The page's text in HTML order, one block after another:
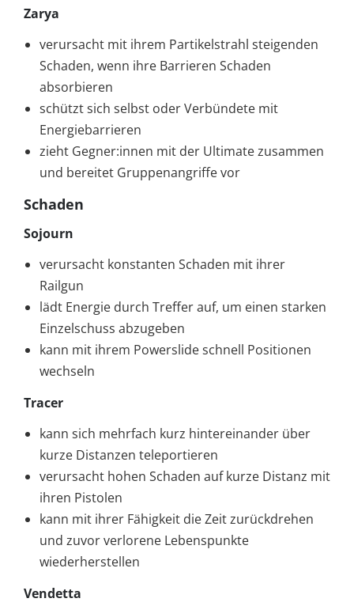
Zarya
verursacht mit ihrem Partikelstrahl steigenden
Schaden, wenn ihre Barrieren Schaden
absorbieren
schützt sich selbst oder Verbündete mit
Energiebarrieren
zieht Gegner:innen mit der Ultimate zusammen
und bereitet Gruppenangriffe vor
Schaden
Sojourn
verursacht konstanten Schaden mit ihrer
Railgun
lädt Energie durch Treffer auf, um einen starken
Einzelschuss abzugeben
kann mit ihrem Powerslide schnell Positionen
wechseln
Tracer
kann sich mehrfach kurz hintereinander über
kurze Distanzen teleportieren
verursacht hohen Schaden auf kurze Distanz mit
ihren Pistolen
kann mit ihrer Fähigkeit die Zeit zurückdrehen
und zuvor verlorene Lebenspunkte
wiederherstellen
Vendetta